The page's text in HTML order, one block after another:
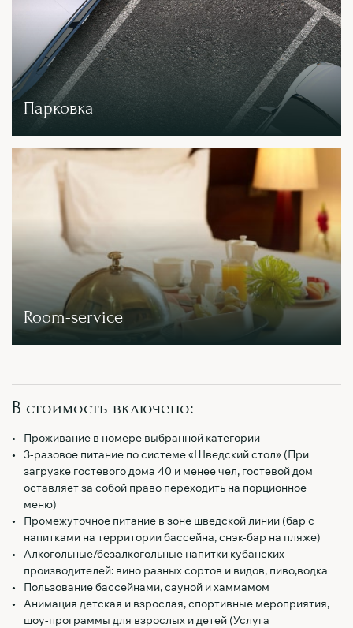
Парковка
Room-service
В стоимость включено:
Проживание в номере выбранной категории
3-разовое питание по системе «Шведский стол» (При
загрузке гостевого дома 40 и менее чел, гостевой дом
оставляет за собой право переходить на порционное
меню)
Промежуточное питание в зоне шведской линии (бар с
напитками на территории бассейна, снэк-бар на пляже)
Алкогольные/безалкогольные напитки кубанских
производителей: вино разных сортов и видов, пиво,водка
Пользование бассейнами, сауной и хаммамом
Анимация детская и взрослая, спортивные мероприятия,
шоу-программы для взрослых и детей (Услуга